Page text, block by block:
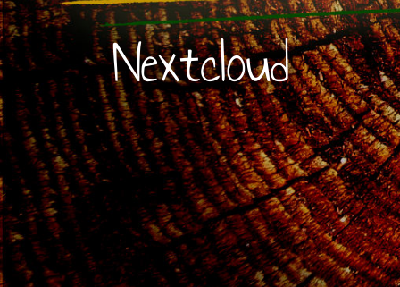
Nextcloud